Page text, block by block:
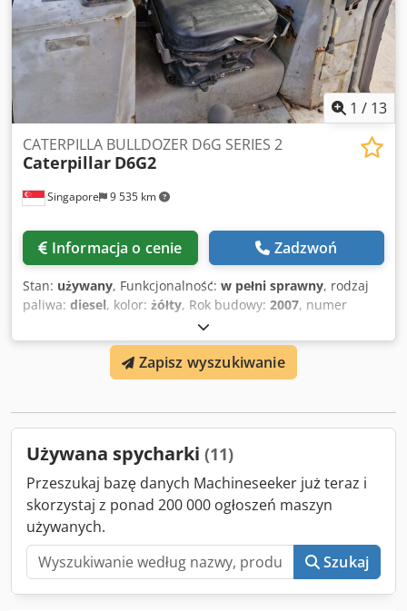
1 / 13
Singapore 9 535 km
CATERPILLA BULLDOZER D6G SERIES 2
Caterpillar D6G2
Informacja o cenie Zadzwoń
Stan: używany, Funkcjonalność: w pełni sprawny, rodzaj
paliwa: diesel, kolor: żółty, Rok budowy: 2007, numer
CAT00D6GPC6G01049
Używana spycharka gąsienicowa Wyprodukowany przez
CATERPILLAR Model D6G2 Typ ruchu gąsienicowego
Maksymalna zaawansowana moc 190 kw Maksymalna
Prosimy o kontakt VIJAY JPN Industrial Trading Pte Ltd 13A
Pandan crescent, Singapur 128478
Zapisz wyszukiwanie
Używana spycharki (11)
Przeszukaj bazę danych Machineseeker już teraz i
skorzystaj z ponad 200 000 ogłoszeń maszyn
używanych.
Szukaj